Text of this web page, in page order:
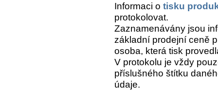
Informaci o tisku
protokolovat.
Zaznamenávány jsou
základní prodejní ceně
osoba, která tisk
V protokolu je vždy
příslušného štítku
údaje.